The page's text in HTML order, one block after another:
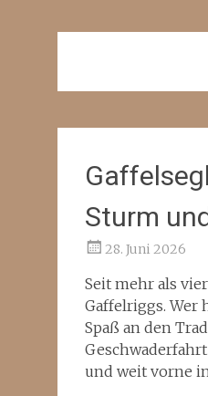
Sturm
28. Juni 2026
Seit mehr als
Gaffelriggs. Wer
Spaß an den
und weit vorne